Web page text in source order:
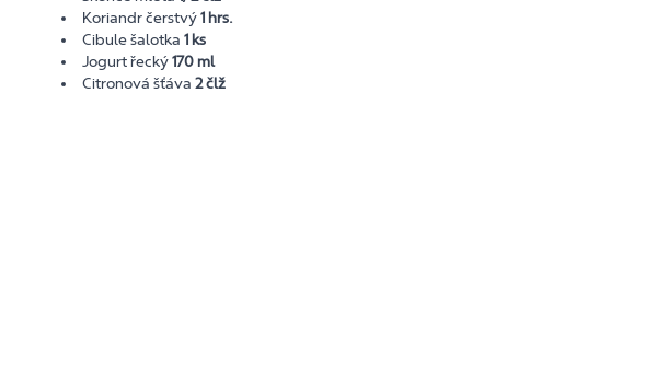
Koriandr čerstvý1 hrs.
Cibule šalotka1 ks
Jogurt řecký170 ml
Citronová šťáva2 člž